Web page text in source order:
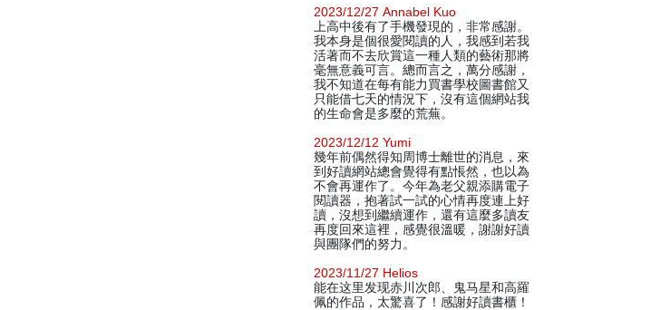
2023/12/27 Annabel Kuo
上高中後有了手機發現的，非常感謝。
我本身是個很愛閱讀的人，我感到若我
活著而不去欣賞這一種人類的藝術那將
毫無意義可言。總而言之，萬分感謝，
我不知道在每有能力買書學校圖書館又
只能借七天的情況下，沒有這個網站我
的生命會是多麼的荒蕪。
2023/12/12 Yumi
幾年前偶然得知周博士離世的消息，來
到好讀網站總會覺得有點悵然，也以為
不會再運作了。今年為老父親添購電子
閱讀器，抱著試一試的心情再度連上好
讀，沒想到繼續運作，還有這麼多讀友
再度回來這裡，感覺很溫暖，謝謝好讀
與團隊們的努力。
2023/11/27 Helios
能在这里发现赤川次郎、鬼马星和高羅
佩的作品，太驚喜了！感謝好讀書櫃！